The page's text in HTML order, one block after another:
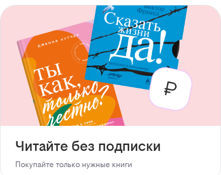
Читайте без подписки
Покупайте только нужные книги